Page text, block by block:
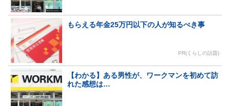
もらえる年金25万円以下の人が知るべき事
PR(くらしの話題)
【わかる】ある男性が、ワークマンを初めて訪
れた感想は…